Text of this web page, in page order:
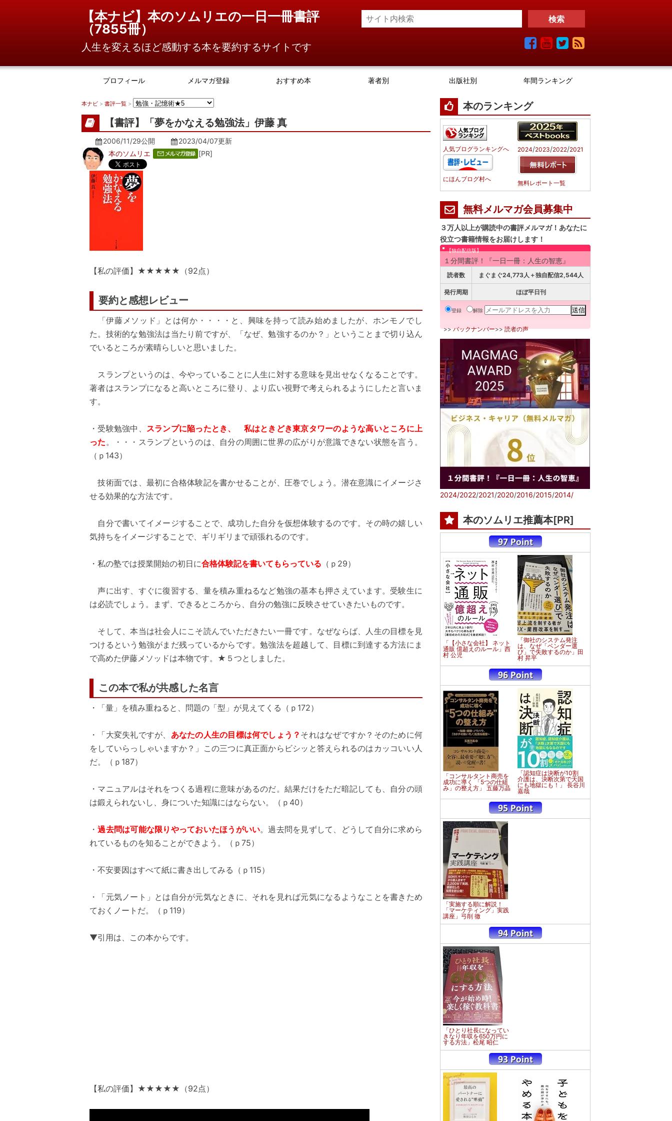
【本ナビ】本のソムリエの一日一冊書評
（7855冊）
人生を変えるほど感動する本を要約するサイトです
プロフィール メルマガ登録 おすすめ本 著者別 出版社別 年間ランキング
本ナビ > 書評一覧 >
【書評】「夢をかなえる勉強法」伊藤 真
2006/11/29公開 2023/04/07更新
本のソムリエ
[PR]
【私の評価】★★★★★（92点）
要約と感想レビュー
「伊藤メソッド」とは何か・・・・と、興味を持って読み始めましたが、ホンモノでし
た。技術的な勉強法は当たり前ですが、「なぜ、勉強するのか？」ということまで切り込ん
でいるところが素晴らしいと思いました。
スランプというのは、今やっていることに人生に対する意味を見出せなくなることです。
著者はスランプになると高いところに登り、より広い視野で考えられるようにしたと言いま
す。
・受験勉強中、
スランプに陥ったとき、 私はときどき東京タワーのような高いところに上
った 。・・・スランプというのは、自分の周囲に世界の広がりが意識できない状態を言う。
（ｐ143）
技術面では、最初に合格体験記を書かせることが、圧巻でしょう。潜在意識にイメージさ
せる効果的な方法です。
自分で書いてイメージすることで、成功した自分を仮想体験するのです。その時の嬉しい
気持ちをイメージすることで、ギリギリまで頑張れるのです。
・私の塾では授業開始の初日に合格体験記を書いてもらっている （ｐ29）
声に出す、すぐに復習する、量を積み重ねるなど勉強の基本も押さえています。受験生に
は必読でしょう。まず、できるところから、自分の勉強に反映させていきたいものです。
そして、本当は社会人にこそ読んでいただきたい一冊です。なぜならば、人生の目標を見
つけるという勉強がまだ残っているからです。勉強法を超越して、目標に到達する方法にま
で高めた伊藤メソッドは本物です。★５つとしました。
この本で私が共感した名言
・「量」を積み重ねると、問題の「型」が見えてくる（ｐ172）
・「大変失礼ですが、 あなたの人生の目標は何でしょう？ それはなぜですか？そのために何
をしていらっしゃいますか？」この三つに真正面からビシッと答えられるのはカッコいい人
だ。（ｐ187）
・マニュアルはそれをつくる過程に意味があるのだ。結果だけをただ暗記しても、自分の頭
は鍛えられないし、身についた知識にはならない。（ｐ40）
・過去問は可能な限りやっておいたほうがいい。過去問を見ずして、どうして自分に求めら
れているものを知ることができよう。（ｐ75）
・不安要因はすべて紙に書き出してみる（ｐ115）
・「元気ノート」とは自分が元気なときに、それを見れば元気になるようなことを書きため
ておくノートだ。（ｐ119）
▼引用は、この本からです。
【私の評価】★★★★★（92点）
本のランキング
人気ブログランキングへ
にほんブログ村へ
2024/2023/2022/2021
無料レポート一覧
無料メルマガ会員募集中
３万人以上が購読中の書評メルマガ！あなたに
役立つ書籍情報をお届けします！
【独自配信版】
１分間書評！『一日一冊：人生の智恵』
読者数 まぐまぐ24,773人＋独自配信2,544人
発行周期 ほぼ平日刊
登録 解除
>>バックナンバー>>読者の声
2024/2022/2021/2020/2016/2015/2014/
本のソムリエ推薦本[PR]
「【小さな会社】 ネット
通販 億超えのルール」西
村 公児
「御社のシステム発注
は、なぜ「ベンダー選
び」で失敗するのか」田
村 昇平
「コンサルタント商売を
成功に導く 「5つの仕組
み」の整え方」 五藤万晶
「認知症は決断が10割
介護は、決断次第で天国
にも地獄にも！」 長谷川
嘉哉
「実施する順に解説！
「マーケティング」実践
講座」弓削 徹
「ひとり社長になってい
きなり年収を650万円に
する方法」松尾 昭仁